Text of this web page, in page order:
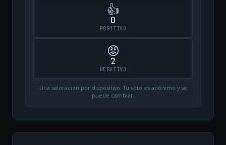
👍
0
POSITIVO
😡
2
NEGATIVO
Una valoración por dispositivo. Tu voto es anónimo y se
puede cambiar.